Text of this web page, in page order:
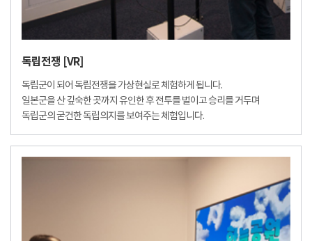
독립전쟁 [VR]
독립군이 되어 독립전쟁을 가상현실로 체험하게 됩니다.
일본군을 산 깊숙한 곳까지 유인한 후 전투를 벌이고 승리를 거두며
독립군의 굳건한 독립의지를 보여주는 체험입니다.